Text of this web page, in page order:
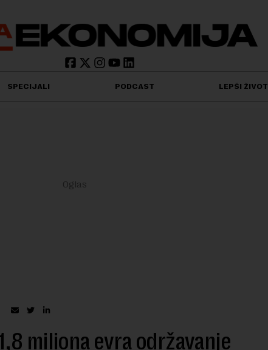
SPECIJALI PODCAST LEPŠI ŽIVOT
miliona evra održavanje